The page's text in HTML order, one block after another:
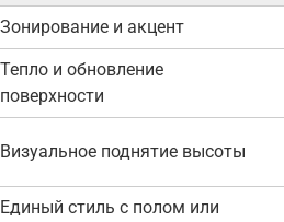
Зонирование и акцент
Тепло и обновление
поверхности
Визуальное поднятие высоты
Единый стиль с полом или